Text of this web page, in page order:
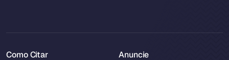
Como Citar Anuncie